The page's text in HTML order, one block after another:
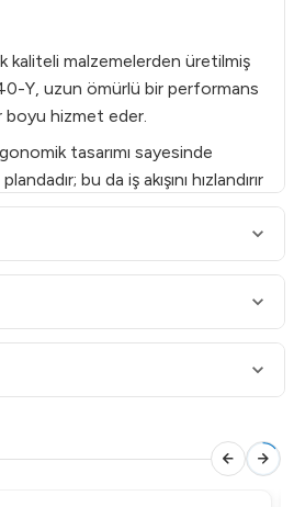
kaliteli malzemelerden üretilmiş
Y, uzun ömürlü bir performans
boyu hizmet eder.
tasarımı sayesinde
bu da iş akışını hızlandırır
performans motoru ile
şekilde açabilirsiniz; zamandan
üretim kapasitesini de
tasarımı ile kolayca sökülüp